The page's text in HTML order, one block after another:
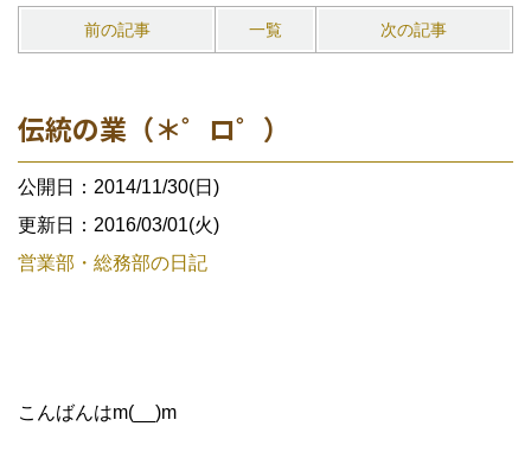
前の記事 一覧 次の記事
伝統の業（＊゜ロ゜）
公開日：2014/11/30(日)
更新日：2016/03/01(火)
営業部・総務部の日記
こんばんはm(__)m